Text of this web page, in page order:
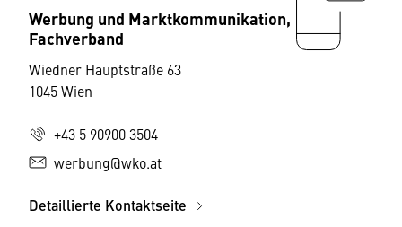
Werbung und Marktkommunikation,
Fachverband
Wiedner Hauptstraße 63
1045 Wien
+43 5 90900 3504
werbung@wko.at
Detaillierte Kontaktseite